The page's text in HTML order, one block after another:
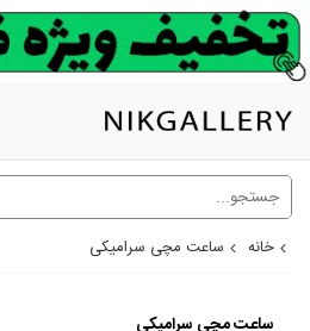
خانه ساعت مچی سرامیکی
ساعت مچی سرامیکی